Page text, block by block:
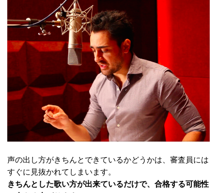
声の出し方がきちんとできているかどうかは、審査員には
すぐに見抜かれてしまいます。
きちんとした歌い方が出来ているだけで、合格する可能性